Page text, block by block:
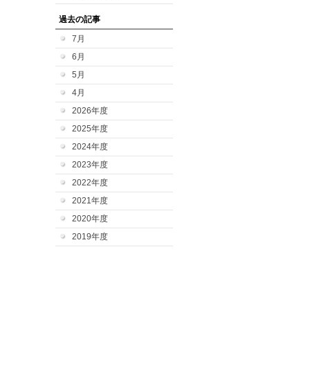
過去の記事
7月
6月
5月
4月
2026年度
2025年度
2024年度
2023年度
2022年度
2021年度
2020年度
2019年度